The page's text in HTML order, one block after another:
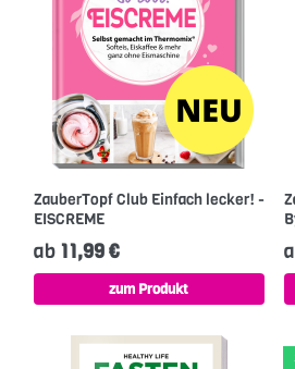
ZauberTopf Club Einfach lecker! -
EISCREME
ab11,99 €
zum Produkt